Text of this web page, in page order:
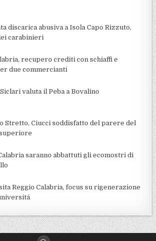
discarica abusiva a Isola Capo Rizzuto,
carabinieri
recupero crediti con schiaffi e
due commercianti
valuta il Peba a Bovalino
Stretto, Ciucci soddisfatto del parere del
saranno abbattuti gli ecomostri di
Reggio Calabria, focus su rigenerazione